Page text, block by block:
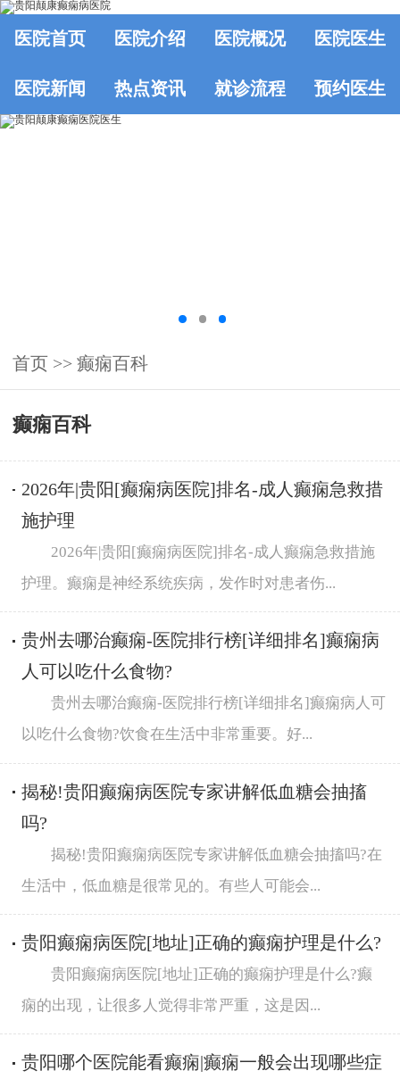
医院首页 医院介绍 医院概况 医院医生
医院新闻 热点资讯 就诊流程 预约医生
首页 >> 癫痫百科
癫痫百科
2026年|贵阳[癫痫病医院]排名-成人癫痫急救措
施护理
2026年|贵阳[癫痫病医院]排名-成人癫痫急救措施
护理。癫痫是神经系统疾病，发作时对患者伤...
贵州去哪治癫痫-医院排行榜[详细排名]癫痫病
人可以吃什么食物?
贵州去哪治癫痫-医院排行榜[详细排名]癫痫病人可
以吃什么食物?饮食在生活中非常重要。好...
揭秘!贵阳癫痫病医院专家讲解低血糖会抽搐
吗?
揭秘!贵阳癫痫病医院专家讲解低血糖会抽搐吗?在
生活中，低血糖是很常见的。有些人可能会...
贵阳癫痫病医院[地址]正确的癫痫护理是什么?
贵阳癫痫病医院[地址]正确的癫痫护理是什么?癫
痫的出现，让很多人觉得非常严重，这是因...
贵阳哪个医院能看癫痫|癫痫一般会出现哪些症